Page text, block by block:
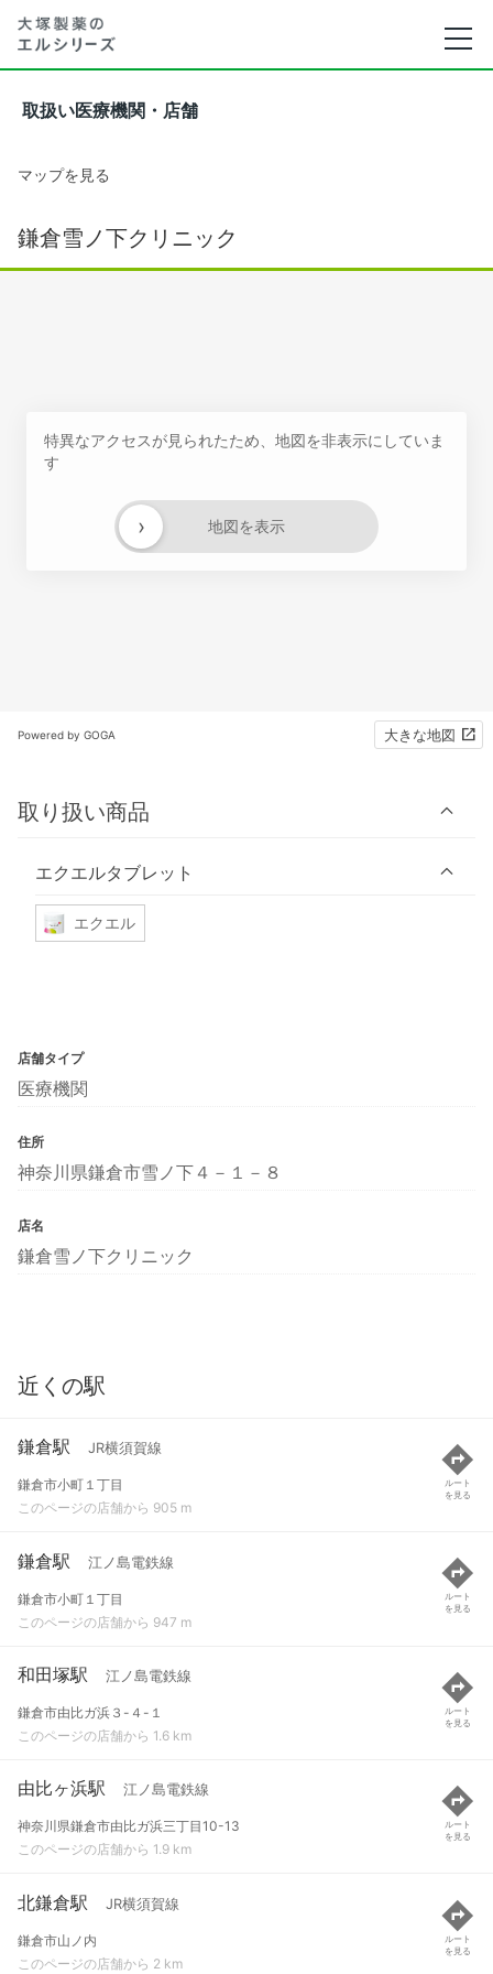
取扱い医療機関・店舗
マップを見る
鎌倉雪ノ下クリニック
特異なアクセスが見られたため、地図を非表示にしていま
す
地図を表示
›
Powered by GOGA 大きな地図
取り扱い商品
エクエルタブレット
エクエル
店舗タイプ
医療機関
住所
神奈川県鎌倉市雪ノ下４－１－８
店名
鎌倉雪ノ下クリニック
近くの駅
鎌倉駅 JR横須賀線
鎌倉市小町１丁目
このページの店舗から 905 m
ルート
を見る
鎌倉駅 江ノ島電鉄線
鎌倉市小町１丁目
このページの店舗から 947 m
ルート
を見る
和田塚駅 江ノ島電鉄線
鎌倉市由比ガ浜３-４-１
このページの店舗から 1.6 km
ルート
を見る
由比ヶ浜駅 江ノ島電鉄線
神奈川県鎌倉市由比ガ浜三丁目10-13
このページの店舗から 1.9 km
ルート
を見る
北鎌倉駅 JR横須賀線
鎌倉市山ノ内
このページの店舗から 2 km
ルート
を見る